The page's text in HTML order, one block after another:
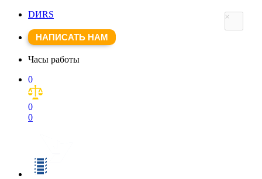
DИRS
НАПИСАТЬ НАМ
Часы работы
0
0
0
×